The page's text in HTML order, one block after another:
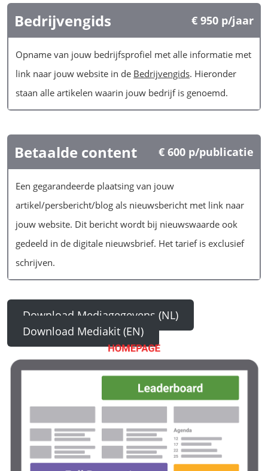
Bedrijvengids € 950 p/jaar
Opname van jouw bedrijfsprofiel met alle informatie met
link naar jouw website in de Bedrijvengids. Hieronder
staan alle artikelen waarin jouw bedrijf is genoemd.
Betaalde content € 600 p/publicatie
Een gegarandeerde plaatsing van jouw
artikel/persbericht/blog als nieuwsbericht met link naar
jouw website. Dit bericht wordt bij nieuwswaarde ook
gedeeld in de digitale nieuwsbrief. Het tarief is exclusief
schrijven.
Download Mediagegevens (NL)
Download Mediakit (EN)